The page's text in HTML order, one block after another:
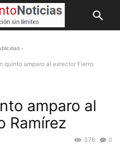
-
quinto amparo al exrector Fierro
amparo al
Ramírez
0
378